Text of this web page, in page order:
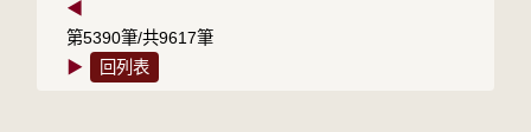
◀
第5390筆/共9617筆
▶
回列表